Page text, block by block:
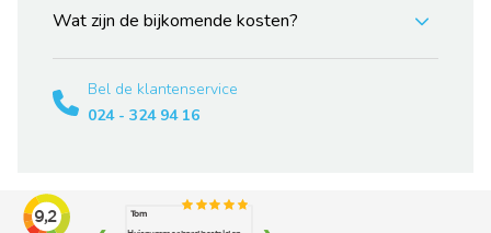
Wat zijn de bijkomende kosten?
Bel de klantenservice
024 - 324 94 16